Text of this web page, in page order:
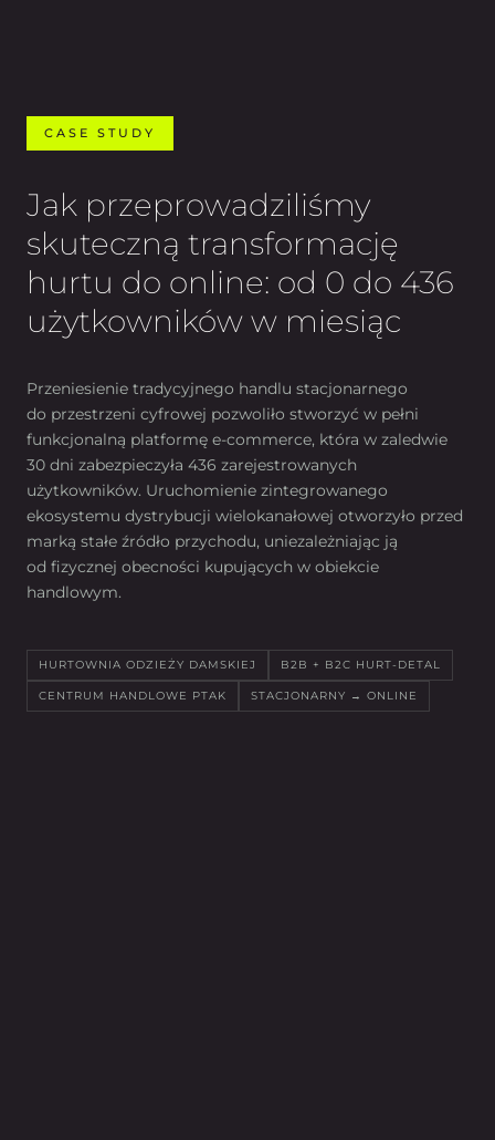
CASE STUDY
Jak przeprowadziliśmy
skuteczną transformację
hurtu do online: od 0 do 436
użytkowników w miesiąc
Przeniesienie tradycyjnego handlu stacjonarnego
do przestrzeni cyfrowej pozwoliło stworzyć w pełni
funkcjonalną platformę e-commerce, która w zaledwie
30 dni zabezpieczyła 436 zarejestrowanych
użytkowników. Uruchomienie zintegrowanego
ekosystemu dystrybucji wielokanałowej otworzyło przed
marką stałe źródło przychodu, uniezależniając ją
od fizycznej obecności kupujących w obiekcie
handlowym.
HURTOWNIA ODZIEŻY DAMSKIEJ B2B + B2C HURT-DETAL
CENTRUM HANDLOWE PTAK STACJONARNY → ONLINE